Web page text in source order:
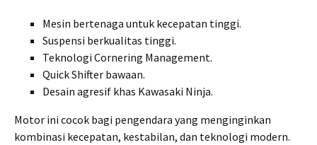
Mesin bertenaga untuk kecepatan tinggi.
Suspensi berkualitas tinggi.
Teknologi Cornering Management.
Quick Shifter bawaan.
Desain agresif khas Kawasaki Ninja.
Motor ini cocok bagi pengendara yang menginginkan
kombinasi kecepatan, kestabilan, dan teknologi modern.